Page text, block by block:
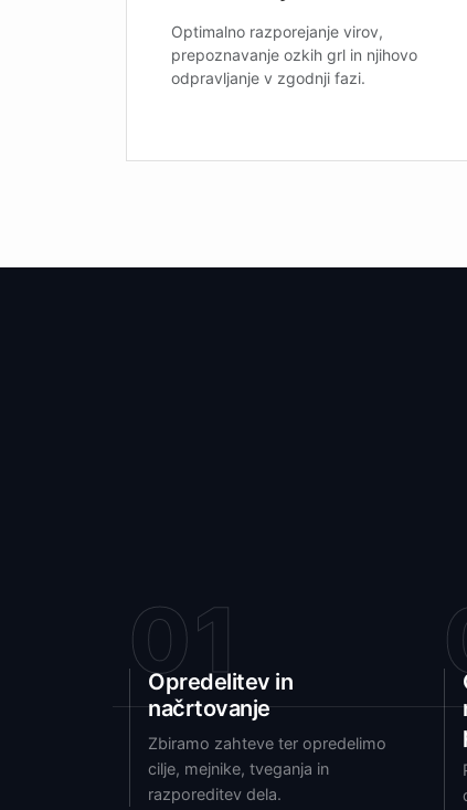
Optimalno razporejanje virov,
prepoznavanje ozkih grl in njihovo
odpravljanje v zgodnji fazi.
01
Opredelitev in
načrtovanje
Zbiramo zahteve ter opredelimo
cilje, mejnike, tveganja in
razporeditev dela.